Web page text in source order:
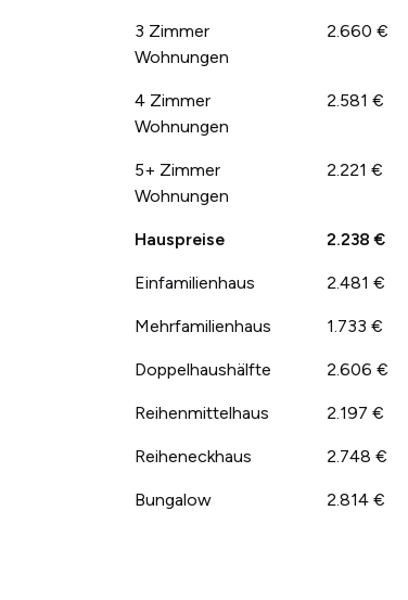
3 Zimmer
Wohnungen
2.660 €
4 Zimmer
Wohnungen
2.581 €
5+ Zimmer
Wohnungen
2.221 €
Hauspreise 2.238 €
Einfamilienhaus 2.481 €
Mehrfamilienhaus 1.733 €
Doppelhaushälfte 2.606 €
Reihenmittelhaus 2.197 €
Reiheneckhaus 2.748 €
Bungalow 2.814 €